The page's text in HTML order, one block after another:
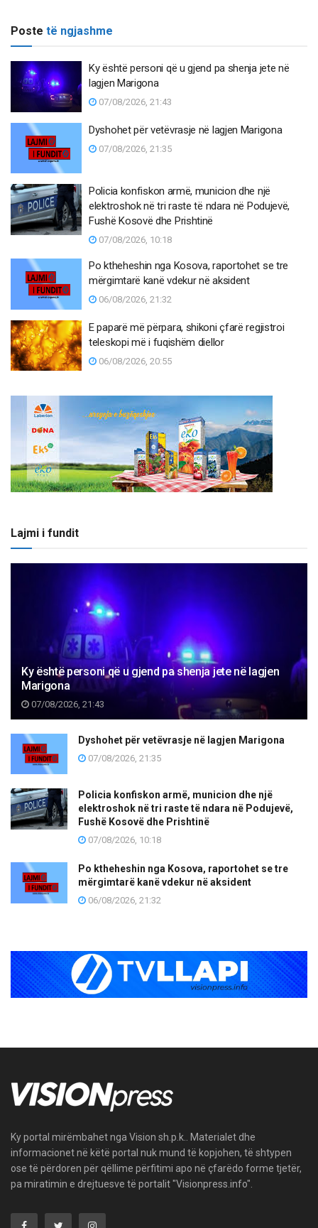
Poste të ngjashme
Ky është personi që u gjend pa shenja jete në
lagjen Marigona
07/08/2026, 21:43
Dyshohet për vetëvrasje në lagjen Marigona
07/08/2026, 21:35
Policia konfiskon armë, municion dhe një
elektroshok në tri raste të ndara në Podujevë,
Fushë Kosovë dhe Prishtinë
07/08/2026, 10:18
Po ktheheshin nga Kosova, raportohet se tre
mërgimtarë kanë vdekur në aksident
06/08/2026, 21:32
E paparë më përpara, shikoni çfarë regjistroi
teleskopi më i fuqishëm diellor
06/08/2026, 20:55
Lajmi i fundit
Ky është personi që u gjend pa shenja jete në lagjen
Marigona
07/08/2026, 21:43
Dyshohet për vetëvrasje në lagjen Marigona
07/08/2026, 21:35
Policia konfiskon armë, municion dhe një
elektroshok në tri raste të ndara në Podujevë,
Fushë Kosovë dhe Prishtinë
07/08/2026, 10:18
Po ktheheshin nga Kosova, raportohet se tre
mërgimtarë kanë vdekur në aksident
06/08/2026, 21:32
Ky portal mirëmbahet nga Vision sh.p.k.. Materialet dhe
informacionet në këtë portal nuk mund të kopjohen, të shtypen
ose të përdoren për qëllime përfitimi apo në çfarëdo forme tjetër,
pa miratimin e drejtuesve të portalit "Visionpress.info".